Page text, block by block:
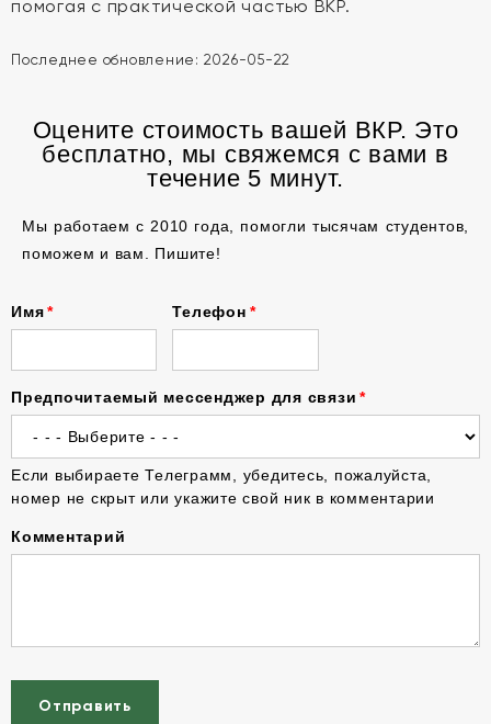
помогая с практической частью ВКР.
Последнее обновление: 2026-05-22
Оцените стоимость вашей ВКР. Это
бесплатно, мы свяжемся с вами в
течение 5 минут.
Мы работаем с 2010 года, помогли тысячам студентов,
поможем и вам. Пишите!
Имя Телефон
Предпочитаемый мессенджер для связи
Если выбираете Телеграмм, убедитесь, пожалуйста,
номер не скрыт или укажите свой ник в комментарии
Комментарий
Отправить